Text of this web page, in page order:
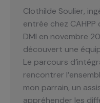
Clothilde Soulier,
entrée chez
DMI en novembre
découvert une
Le parcours
rencontrer
mon parrain, un
appréhender les